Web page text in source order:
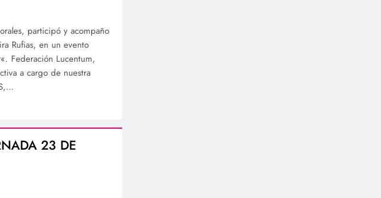
participó y acompaño
Rufias, en un evento
Federación Lucentum,
a cargo de nuestra
23 DE